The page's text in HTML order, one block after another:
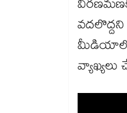
మీడియాలో
వ్యాఖ్యలు